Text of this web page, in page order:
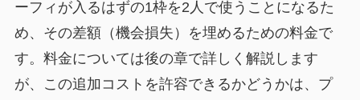
ーフィが入るはずの1枠を2人で使うことになるた
め、その差額（機会損失）を埋めるための料金で
す。料金については後の章で詳しく解説します
が、この追加コストを許容できるかどうかは、プ